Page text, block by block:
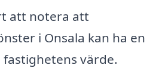
att notera att
i Onsala kan ha en
värde.